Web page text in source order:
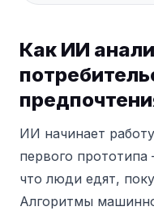
Как ИИ
ИИ начинает
первого
что люди едят,
Алгоритмы